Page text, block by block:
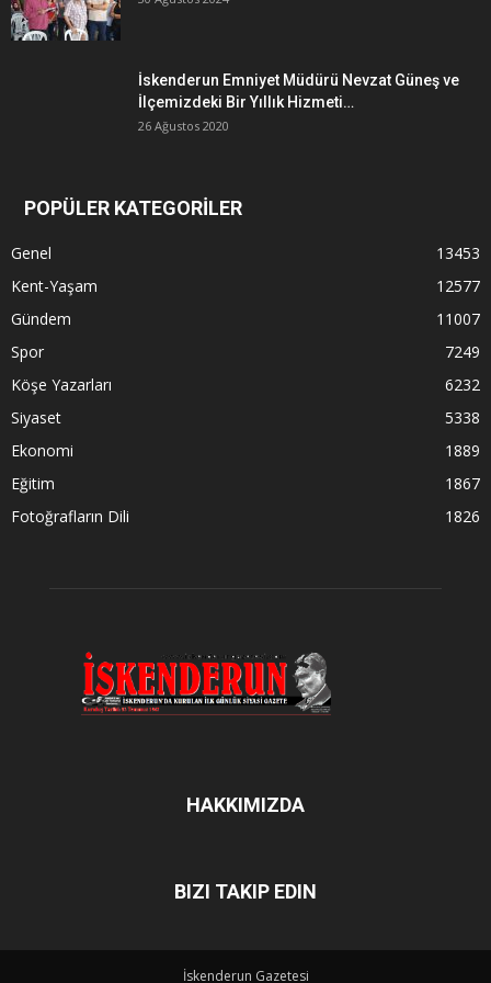
İskenderun Emniyet Müdürü Nevzat Güneş ve
İlçemizdeki Bir Yıllık Hizmeti…
26 Ağustos 2020
POPÜLER KATEGORİLER
Genel
13453
Kent-Yaşam
12577
Gündem
11007
Spor
7249
Köşe Yazarları
6232
Siyaset
5338
Ekonomi
1889
Eğitim
1867
Fotoğrafların Dili
1826
HAKKIMIZDA
BIZI TAKIP EDIN
İskenderun Gazetesi